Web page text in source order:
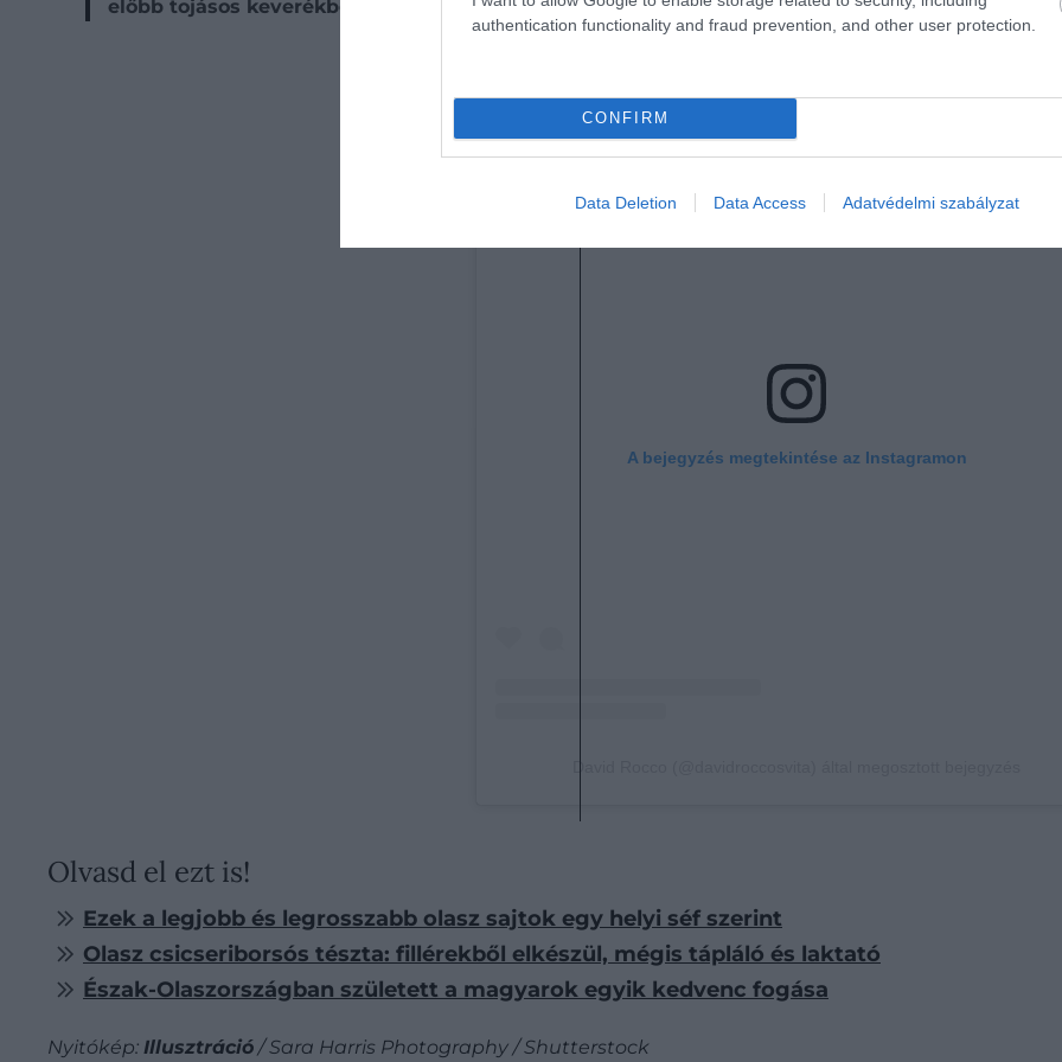
authentication functionality and fraud prevention, and other user protection.
CONFIRM
Data Deletion Data Access Adatvédelmi szabályzat
előbb tojásos keverékbe helyezik, amely még lágyabb textúrát és teltebb ízt ad az ételnek,
A bejegyzés megtekintése az Instagramon
Olvasd el ezt is!
Ezek a legjobb és legrosszabb olasz sajtok egy helyi séf szerint
Olasz csicseriborsós tészta: fillérekből elkészül, mégis tápláló és laktató
Észak-Olaszországban született a magyarok egyik kedvenc fogása
Nyitókép: Illusztráció/ Sara Harris Photography / Shutterstock